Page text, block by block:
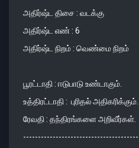
அதிர்ஷ்ட திசை : வடக்கு
அதிர்ஷ்ட எண் : 6
அதிர்ஷ்ட நிறம் : வெண்மை நிறம்
பூரட்டாதி : ஈடுபாடு உண்டாகும்.
உத்திரட்டாதி : புரிதல் அதிகரிக்கும்.
ரேவதி : தந்திரங்களை அறிவீர்கள்.
---------------------------------------